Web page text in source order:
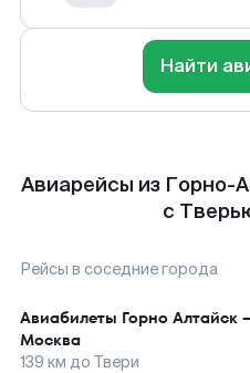
Найти
Авиарейсы из Горно-
с
Рейсы в соседние города
Авиабилеты Горно Алтайск
Москва
139 км до Твери